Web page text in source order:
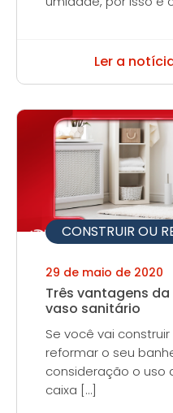
Ler a
CONSTRUIR OU
29 de maio de 2020
Três vantagens
vaso sanitário
Se você vai
reformar o seu
consideração o uso
caixa […]